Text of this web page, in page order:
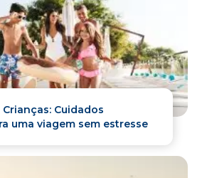
Cuidados
uma viagem sem estresse